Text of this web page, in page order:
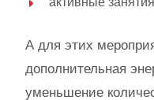
А для этих
дополнительная
уменьшение